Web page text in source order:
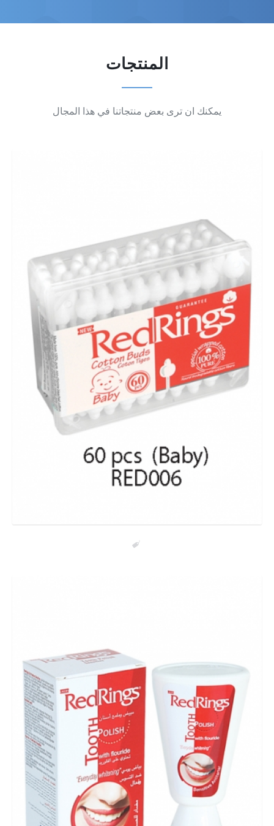
المنتجات
يمكنك ان ترى بعض منتجاتنا في هذا المجال